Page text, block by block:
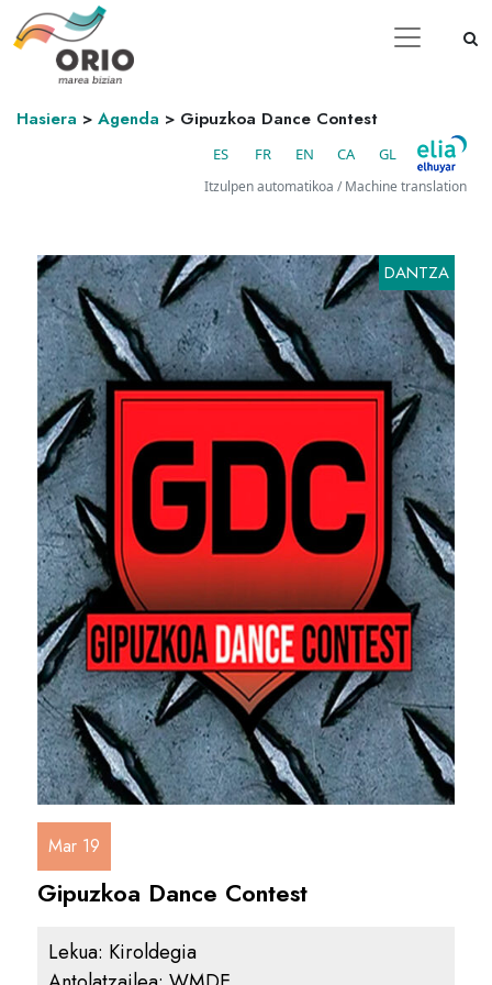
Hasiera > Agenda > Gipuzkoa Dance Contest
ES FR EN CA GL
Itzulpen automatikoa / Machine translation
DANTZA
Mar 19
Gipuzkoa Dance Contest
Lekua: Kiroldegia